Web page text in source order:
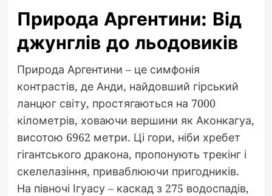
Природа Аргентини: Від
джунглів до льодовиків
Природа Аргентини – це симфонія
контрастів, де Анди, найдовший гірський
ланцюг світу, простягаються на 7000
кілометрів, ховаючи вершини як Аконкагуа,
висотою 6962 метри. Ці гори, ніби хребет
гігантського дракона, пропонують трекінг і
скелелазіння, приваблюючи пригодників.
На півночі Ігуасу – каскад з 275 водоспадів,